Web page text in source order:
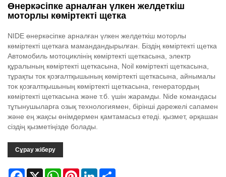
Өнеркәсіпке арналған үлкен желдеткіш
моторлы көміртекті щетка
NIDE өнеркәсіпке арналған үлкен желдеткіш моторлы
көміртекті щеткаға мамандандырылған. Біздің көміртекті щетка
Автомобиль мотоциклінің көміртекті щеткасына, электр
құралының көміртекті щеткасына, Noil көміртекті щеткасына,
тұрақты ток қозғалтқышының көміртекті щеткасына, айнымалы
ток қозғалтқышының көміртекті щеткасына, генератордың
көміртекті щеткасына және т.б. үшін жарамды. Nide командасы
тұтынушыларға озық технологиямен, бірінші дәрежелі сапамен
және ең жақсы өнімдермен қамтамасыз етеді. қызмет, әрқашан
сіздің қызметіңізде болады.
Сұрау жіберу
Facebook
X WhatsAppPinterestLinkedIn